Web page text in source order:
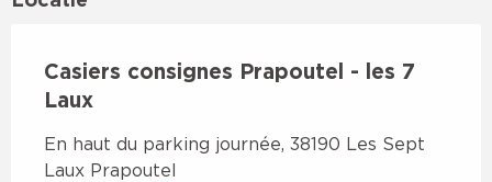
Casiers consignes Prapoutel - les 7
Laux
En haut du parking journée, 38190 Les Sept
Laux Prapoutel